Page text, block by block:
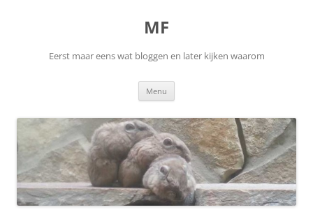
MF
Eerst maar eens wat bloggen en later kijken waarom
Menu